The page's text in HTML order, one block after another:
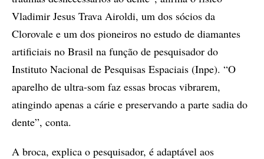
Vladimir Jesus Trava Airoldi, um dos sócios da
Clorovale e um dos pioneiros no estudo de diamantes
artificiais no Brasil na função de pesquisador do
Instituto Nacional de Pesquisas Espaciais (Inpe). “O
aparelho de ultra-som faz essas brocas vibrarem,
atingindo apenas a cárie e preservando a parte sadia do
dente”, conta.
A broca, explica o pesquisador, é adaptável aos